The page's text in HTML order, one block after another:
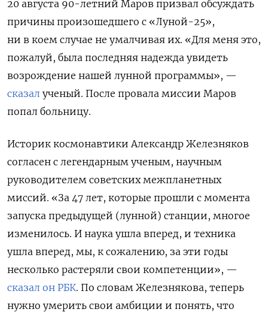
20 августа 90-летний Маров призвал обсуждать
причины произошедшего с «Луной-25»,
ни в коем случае не умалчивая их. «Для меня это,
пожалуй, была последняя надежда увидеть
возрождение нашей лунной программы», —
сказал ученый. После провала миссии Маров
попал больницу.
Историк космонавтики Александр Железняков
согласен с легендарным ученым, научным
руководителем советских межпланетных
миссий. «За 47 лет, которые прошли с момента
запуска предыдущей (лунной) станции, многое
изменилось. И наука ушла вперед, и техника
ушла вперед, мы, к сожалению, за эти годы
несколько растеряли свои компетенции», —
сказал он РБК. По словам Железнякова, теперь
нужно умерить свои амбиции и понять, что